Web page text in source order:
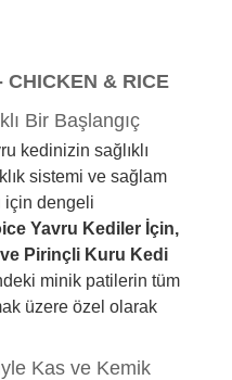
CHICKEN & RICE
Bir Başlangıç
kedinizin sağlıklı
sistemi ve sağlam
için dengeli
Yavru Kediler İçin,
Pirinçli Kuru Kedi
minik patilerin tüm
üzere özel olarak
Kas ve Kemik